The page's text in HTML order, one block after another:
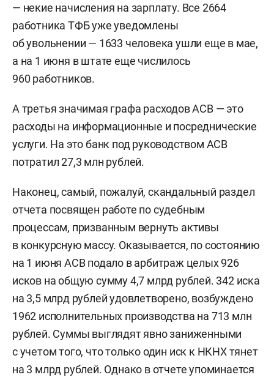
— некие начисления на зарплату. Все 2664
работника ТФБ уже уведомлены
об увольнении — 1633 человека ушли еще в мае,
а на 1 июня в штате еще числилось
960 работников.
А третья значимая графа расходов АСВ — это
расходы на информационные и посреднические
услуги. На это банк под руководством АСВ
потратил 27,3 млн рублей.
Наконец, самый, пожалуй, скандальный раздел
отчета посвящен работе по судебным
процессам, призванным вернуть активы
в конкурсную массу. Оказывается, по состоянию
на 1 июня АСВ подало в арбитраж целых 926
исков на общую сумму 4,7 млрд рублей. 342 иска
на 3,5 млрд рублей удовлетворено, возбуждено
1962 исполнительных производства на 713 млн
рублей. Суммы выглядят явно заниженными
с учетом того, что только один иск к НКНХ тянет
на 3 млрд рублей. Однако в отчете упоминается